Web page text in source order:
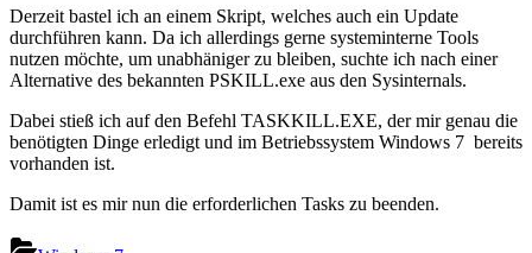
beenden
per
Skript
–
Derzeit bastel ich an einem Skript, welches auch ein Update
durchführen kann. Da ich allerdings gerne systeminterne Tools
nutzen möchte, um unabhäniger zu bleiben, suchte ich nach einer
Alternative des bekannten PSKILL.exe aus den Sysinternals.
Dabei stieß ich auf den Befehl TASKKILL.EXE, der mir genau die
benötigten Dinge erledigt und im Betriebssystem Windows 7 bereits
vorhanden ist.
Damit ist es mir nun die erforderlichen Tasks zu beenden.